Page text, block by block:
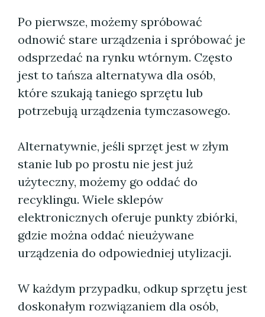
Po pierwsze, możemy spróbować
odnowić stare urządzenia i spróbować je
odsprzedać na rynku wtórnym. Często
jest to tańsza alternatywa dla osób,
które szukają taniego sprzętu lub
potrzebują urządzenia tymczasowego.
Alternatywnie, jeśli sprzęt jest w złym
stanie lub po prostu nie jest już
użyteczny, możemy go oddać do
recyklingu. Wiele sklepów
elektronicznych oferuje punkty zbiórki,
gdzie można oddać nieużywane
urządzenia do odpowiedniej utylizacji.
W każdym przypadku, odkup sprzętu jest
doskonałym rozwiązaniem dla osób,